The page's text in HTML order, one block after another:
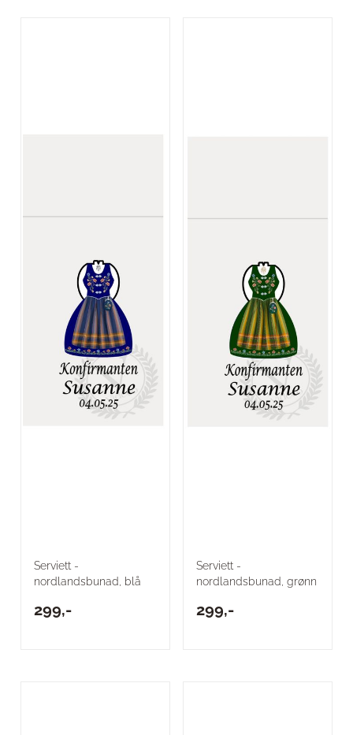
Serviett -
nordlandsbunad, blå
299,-
Serviett -
nordlandsbunad, grønn
299,-